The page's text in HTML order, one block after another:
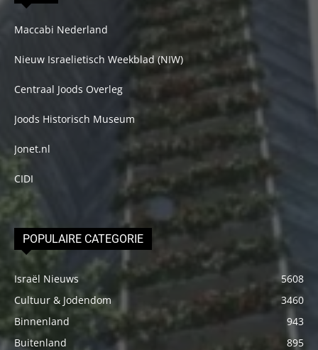
Maccabi Nederland
Nieuw Israelietisch Weekblad (NIW)
Centraal Joods Overleg
Joods Historisch Museum
Jonet.nl
CIDI
POPULAIRE CATEGORIE
Israël Nieuws
5608
Cultuur & Jodendom
3460
Binnenland
943
Buitenland
895